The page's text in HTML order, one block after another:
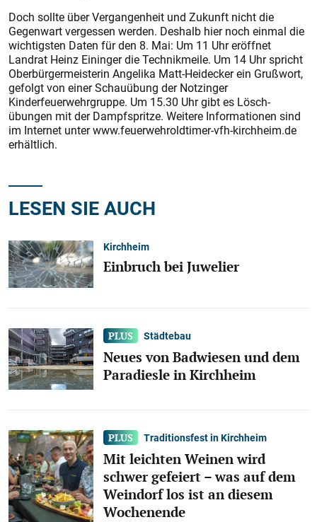
Doch sollte über Vergangenheit und Zukunft nicht die
Gegenwart vergessen werden. Deshalb hier noch einmal die
wichtigsten Daten für den 8. Mai: Um 11 Uhr eröffnet
Landrat Heinz Eininger die Technikmeile. Um 14 Uhr spricht
Oberbürgermeisterin Angelika Matt-Heidecker ein Grußwort,
gefolgt von einer Schau­übung der Notzinger
Kinderfeuerwehrgruppe. Um 15.30 Uhr gibt es Lösch-
übungen mit der Dampfspritze. Weitere Informationen sind
im Internet unter www.feuerwehroldtimer-vfh-kirchheim.de
erhältlich.
LESEN SIE AUCH
Kirchheim
Einbruch bei Juwelier
Städtebau
Neues von Badwiesen und dem
Paradiesle in Kirchheim
Traditionsfest in Kirchheim
Mit leichten Weinen wird
schwer gefeiert – was auf dem
Weindorf los ist an diesem
Wochenende